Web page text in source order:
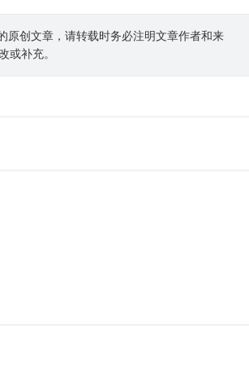
原创文章，请转载时务必注明文章作者和来
或补充。